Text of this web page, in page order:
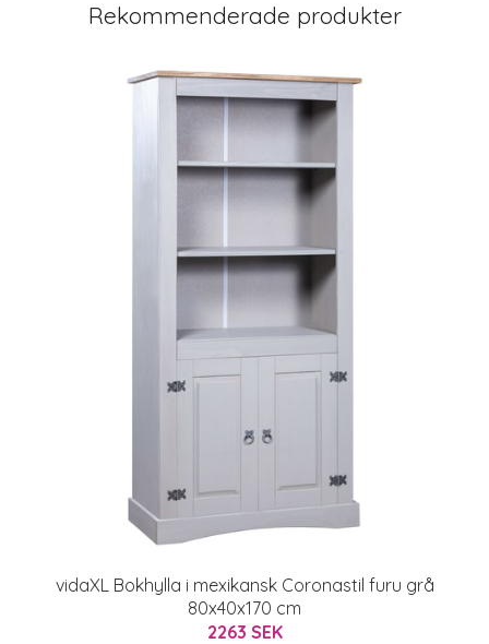
Rekommenderade produkter
vidaXL Bokhylla i mexikansk Coronastil furu grå
80x40x170 cm
2263 SEK